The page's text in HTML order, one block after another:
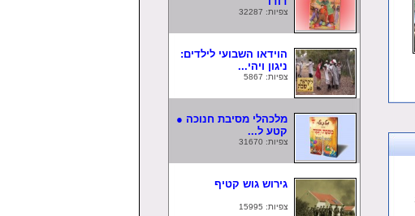
צפיות: 32287
הוידאו השבועי לילדים:
ניגון ויהי...
צפיות: 5867
מלכהלי מסיבת חנוכה ●
קטע ל...
צפיות: 31670
גירוש גוש קטיף
צפיות: 15995